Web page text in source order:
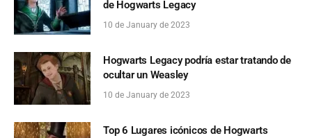
de Hogwarts Legacy
10 de January de 2023
Hogwarts Legacy podría estar tratando de
ocultar un Weasley
10 de January de 2023
Top 6 Lugares icónicos de Hogwarts